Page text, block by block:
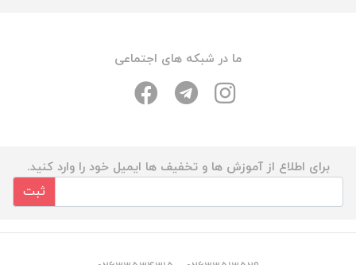
ما در شبکه های اجتماعی
برای اطلاع از آموزش ها و تخفیف ها ایمیل خود را وارد کنید.
ثبت